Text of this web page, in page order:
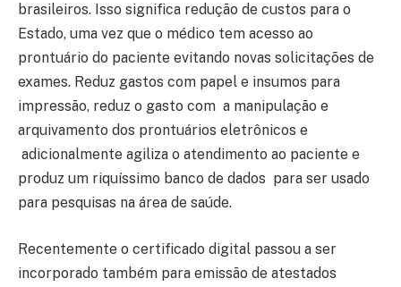
brasileiros. Isso significa redução de custos para o
Estado, uma vez que o médico tem acesso ao
prontuário do paciente evitando novas solicitações de
exames. Reduz gastos com papel e insumos para
impressão, reduz o gasto com a manipulação e
arquivamento dos prontuários eletrônicos e
adicionalmente agiliza o atendimento ao paciente e
produz um riquíssimo banco de dados para ser usado
para pesquisas na área de saúde.
Recentemente o certificado digital passou a ser
incorporado também para emissão de atestados